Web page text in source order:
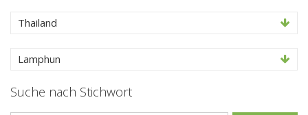
Thailand
Lamphun
Suche nach Stichwort